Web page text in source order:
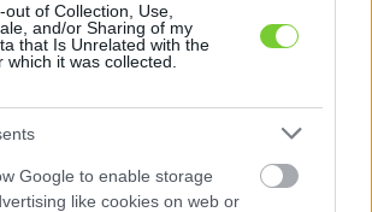
of Collection, Use,
and/or Sharing of my
that Is Unrelated with the
which it was collected.
Google to enable storage
like cookies on web or
(Abies